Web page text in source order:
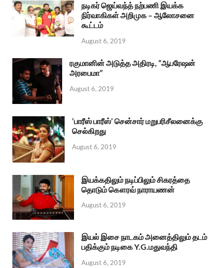
நடிகர் ஜெய்வந்த் நற்பணி இயக்க
நிர்வாகிகள் அறிமுக – ஆலோசனை
கூட்டம்
August 6, 2019
ரகுமானின் அடுத்த அதிரடி, “ஆபரேஷன்
அரபைமா”
August 6, 2019
‘பாரீஸ் பாரீஸ்’ சென்சார் மறுபரிசீலனைக்கு
செல்கிறது
August 6, 2019
இயக்கதிலும் நடிப்பிலும் சிகரத்தை
தொடும் கௌரவ் நாராயணன்
August 6, 2019
இயல் இசை நாடகம் அனைத்திலும் தடம்
பதிக்கும் நடிகை Y.G.மதுவந்தி
August 6, 2019